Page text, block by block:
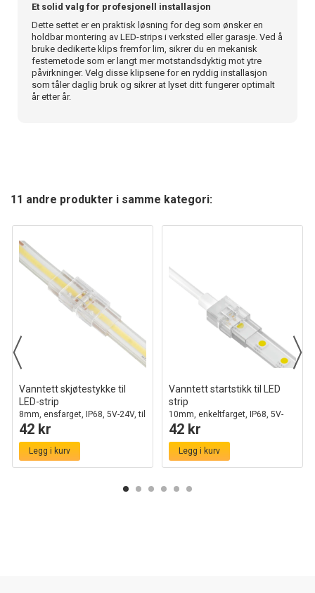
Et solid valg for profesjonell installasjon
Dette settet er en praktisk løsning for deg som ønsker en
holdbar montering av LED-strips i verksted eller garasje. Ved å
bruke dedikerte klips fremfor lim, sikrer du en mekanisk
festemetode som er langt mer motstandsdyktig mot ytre
påvirkninger. Velg disse klipsene for en ryddig installasjon
som tåler daglig bruk og sikrer at lyset ditt fungerer optimalt
år etter år.
11 andre produkter i samme kategori:
Vanntett skjøtestykke til
LED-strip
8mm, ensfarget, IP68, 5V-24V, til
SMD og COB
42 kr
Legg i kurv
Vanntett startstikk til LED
strip
10mm, enkeltfarget, IP68, 5V-
24V
42 kr
Legg i kurv